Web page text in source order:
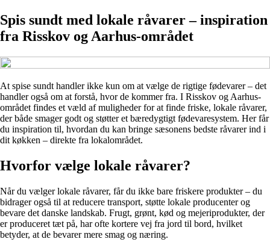
Spis sundt med lokale råvarer – inspiration
fra Risskov og Aarhus-området
At spise sundt handler ikke kun om at vælge de rigtige fødevarer – det
handler også om at forstå, hvor de kommer fra. I Risskov og Aarhus-
området findes et væld af muligheder for at finde friske, lokale råvarer,
der både smager godt og støtter et bæredygtigt fødevaresystem. Her får
du inspiration til, hvordan du kan bringe sæsonens bedste råvarer ind i
dit køkken – direkte fra lokalområdet.
Hvorfor vælge lokale råvarer?
Når du vælger lokale råvarer, får du ikke bare friskere produkter – du
bidrager også til at reducere transport, støtte lokale producenter og
bevare det danske landskab. Frugt, grønt, kød og mejeriprodukter, der
er produceret tæt på, har ofte kortere vej fra jord til bord, hvilket
betyder, at de bevarer mere smag og næring.